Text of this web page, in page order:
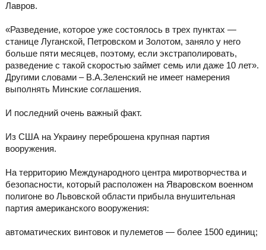
Лавров.
«Разведение, которое уже состоялось в трех пунктах —
станице Луганской, Петровском и Золотом, заняло у него
больше пяти месяцев, поэтому, если экстраполировать,
разведение с такой скоростью займет семь или даже 10 лет».
Другими словами – В.А.Зеленский не имеет намерения
выполнять Минские соглашения.
И последний очень важный факт.
Из США на Украину переброшена крупная партия
вооружения.
На территорию Международного центра миротворчества и
безопасности, который расположен на Яваровском военном
полигоне во Львовской области прибыла внушительная
партия американского вооружения:
автоматических винтовок и пулеметов — более 1500 единиц;